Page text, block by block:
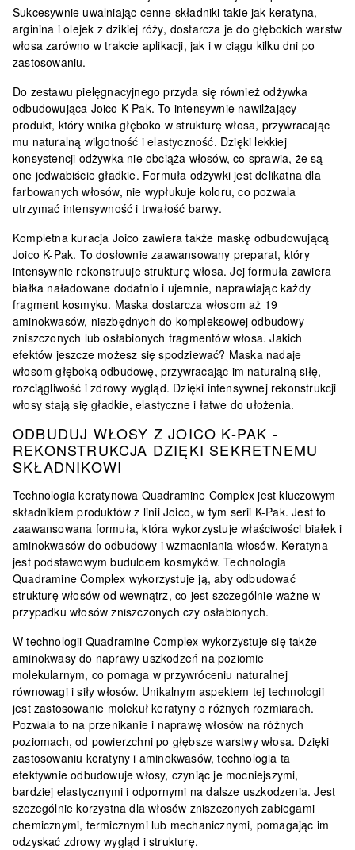
Sukcesywnie uwalniając cenne składniki takie jak keratyna,
arginina i olejek z dzikiej róży, dostarcza je do głębokich warstw
włosa zarówno w trakcie aplikacji, jak i w ciągu kilku dni po
zastosowaniu.
Do zestawu pielęgnacyjnego przyda się również odżywka
odbudowująca Joico K-Pak. To intensywnie nawilżający
produkt, który wnika głęboko w strukturę włosa, przywracając
mu naturalną wilgotność i elastyczność. Dzięki lekkiej
konsystencji odżywka nie obciąża włosów, co sprawia, że są
one jedwabiście gładkie. Formuła odżywki jest delikatna dla
farbowanych włosów, nie wypłukuje koloru, co pozwala
utrzymać intensywność i trwałość barwy.
Kompletna kuracja Joico zawiera także maskę odbudowującą
Joico K-Pak. To dosłownie zaawansowany preparat, który
intensywnie rekonstruuje strukturę włosa.Jej formuła zawiera
białka naładowane dodatnio i ujemnie, naprawiając każdy
fragment kosmyku. Maska dostarcza włosom aż 19
aminokwasów, niezbędnych do kompleksowej odbudowy
zniszczonych lub osłabionych fragmentów włosa. Jakich
efektów jeszcze możesz się spodziewać? Maska nadaje
włosom głęboką odbudowę, przywracając im naturalną siłę,
rozciągliwość i zdrowy wygląd. Dzięki intensywnej rekonstrukcji
włosy stają się gładkie, elastyczne i łatwe do ułożenia.
ODBUDUJ WŁOSY Z JOICO K-PAK -
REKONSTRUKCJA DZIĘKI SEKRETNEMU
SKŁADNIKOWI
Technologia keratynowa Quadramine Complex jest kluczowym
składnikiem produktów z linii Joico, w tym serii K-Pak. Jest to
zaawansowana formuła, która wykorzystuje właściwości białek i
aminokwasów do odbudowy i wzmacniania włosów. Keratyna
jest podstawowym budulcem kosmyków. Technologia
Quadramine Complex wykorzystuje ją, aby odbudować
strukturę włosów od wewnątrz, co jest szczególnie ważne w
przypadku włosów zniszczonych czy osłabionych.
W technologii Quadramine Complex wykorzystuje się także
aminokwasy do naprawy uszkodzeń na poziomie
molekularnym, co pomaga w przywróceniu naturalnej
równowagi i siły włosów. Unikalnym aspektem tej technologii
jest zastosowanie molekuł keratyny o różnych rozmiarach.
Pozwala to na przenikanie i naprawę włosów na różnych
poziomach, od powierzchni po głębsze warstwy włosa. Dzięki
zastosowaniu keratyny i aminokwasów, technologia ta
efektywnie odbudowuje włosy, czyniąc je mocniejszymi,
bardziej elastycznymi i odpornymi na dalsze uszkodzenia. Jest
szczególnie korzystna dla włosów zniszczonych zabiegami
chemicznymi, termicznymi lub mechanicznymi, pomagając im
odzyskać zdrowy wygląd i strukturę.